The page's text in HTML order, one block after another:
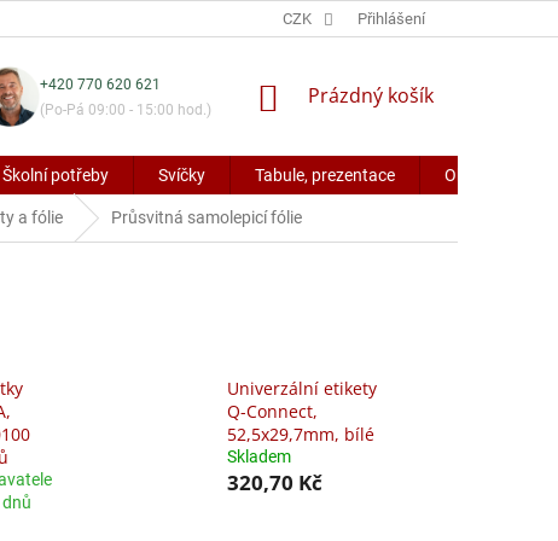
CZK Přihlášení
+420 770 620 621
(Po-Pá 09:00 - 15:00 hod.)
NÁKUPNÍ
Prázdný košík
Školní potřeby Svíčky Tabule, prezentace Obaly a
a fólie Průsvitná samolepicí fólie
dnů
Univerzální etikety
Q-Connect,
52,5x29,7mm, bílé
Skladem
320,70 Kč